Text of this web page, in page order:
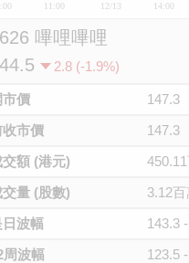
11:00 12/13 14:00
嗶哩嗶哩
2.8 (-1.9%)
市價
147.3
收市價
147.3
交額 (港元)
交量 (股數)
3.12百
日波幅
143.3
周波幅
123.5